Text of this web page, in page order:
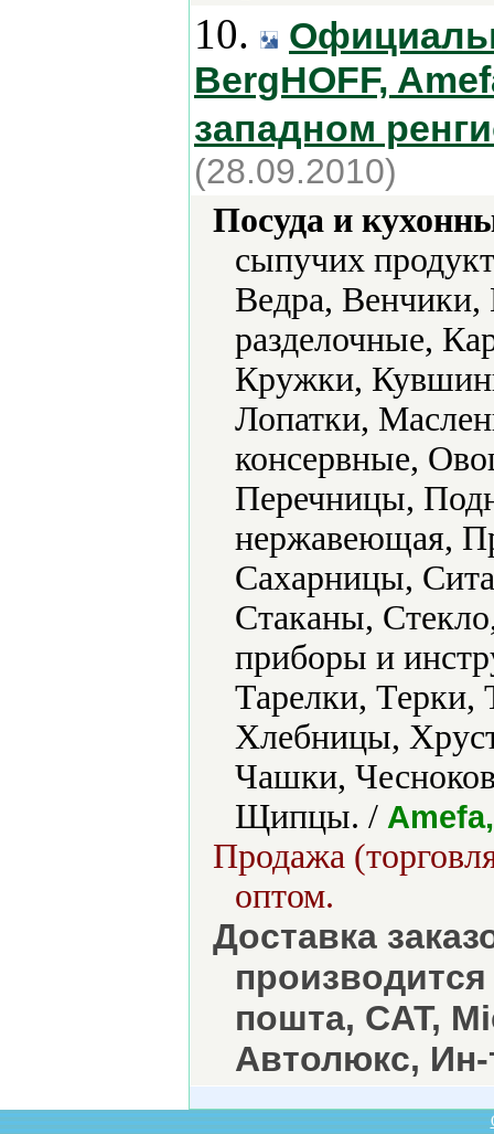
10.
BergHOFF,
западном
(28.09.2010)
Посуда и
сыпучих
Ведра,
разделочные,
Кружки,
Лопатки,
консервные,
Перечницы,
нержавеющая,
Сахарницы,
Стаканы,
приборы и
Тарелки,
Хлебницы,
Чашки,
Щипцы. /
Продажа
оптом.
Доставка
пошта, CAT,
Автолюкс,